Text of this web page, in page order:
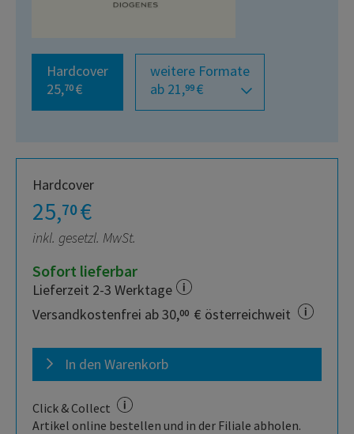
Hardcover
25,70 €
weitere Formate
ab 21,99 €
Hardcover
25,70€
inkl. gesetzl. MwSt.
Sofort lieferbar
Lieferzeit 2-3 Werktage
Versandkostenfrei ab 30,00 € österreichweit
In den Warenkorb
Click & Collect
Artikel online bestellen und in der Filiale abholen.